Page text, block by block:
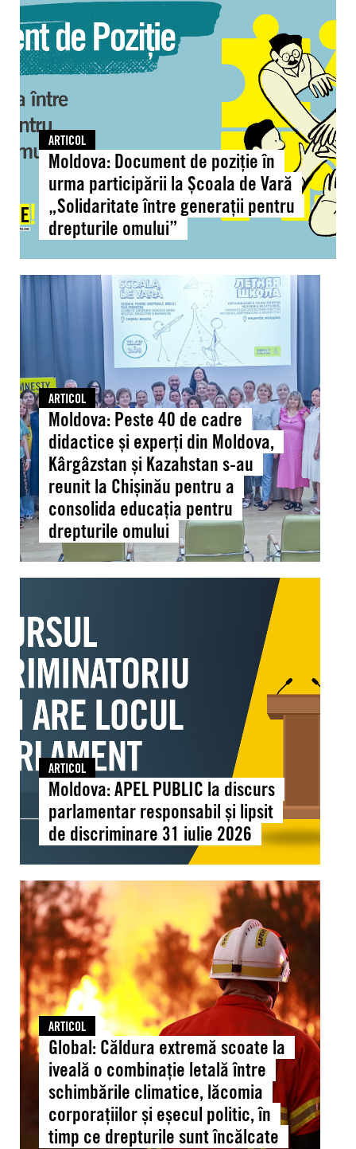
de
poziție
în
urma
participării
Școala
de
„Solidaritate
între
generații
omului”
ARTICOL
Moldova: Document de poziție în
urma participării la Școala de Vară
„Solidaritate între generații pentru
drepturile omului”
Moldova:
Peste
didactice
și
experți
din
Moldova,
Kârgâzstan
și
Kazahstan
s-
au
pentru
a
consolida
educația
pentru
drepturile
omului
ARTICOL
Moldova: Peste 40 de cadre
didactice și experți din Moldova,
Kârgâzstan și Kazahstan s-au
reunit la Chișinău pentru a
consolida educația pentru
drepturile omului
PUBLIC
la
discurs
parlamentar
responsabil
lipsit
de
discriminare
iulie
2026
ARTICOL
Moldova: APEL PUBLIC la discurs
parlamentar responsabil și lipsit
de discriminare 31 iulie 2026
Global:
Căldura
extremă
scoate
la
iveală
o
combinație
letală
între
schimbările
climatice,
lăcomia
corporațiilor
ARTICOL
Global: Căldura extremă scoate la
iveală o combinație letală între
schimbările climatice, lăcomia
corporațiilor și eșecul politic, în
timp ce drepturile sunt încălcate